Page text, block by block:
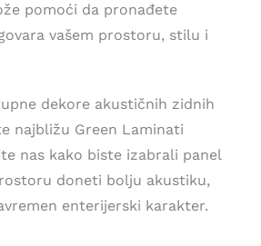
pomoći da pronađete
vašem prostoru, stilu i
dekore akustičnih zidnih
najbližu Green Laminati
nas kako biste izabrali panel
doneti bolju akustiku,
enterijerski karakter.